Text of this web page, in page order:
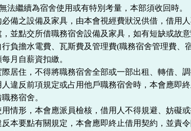
法繼續為宿舍使用或有特別考量，本部須收回時。
備之設備及家具，由本會視經費狀況供借，借用
並點交所借職務宿舍設備及家具，如有短缺或故
負擔水電費、瓦斯費及管理費(職務宿舍管理費、
月自薪資扣繳。
際居住，不得將職務宿舍全部或一部出租、轉借、
人違反前項規定或占用他戶職務宿舍時，本會應即
務宿舍。
情形，本會應派員檢核，借用人不得規避、妨礙或
反本要點有關規定，本會應即終止借用契約，並責